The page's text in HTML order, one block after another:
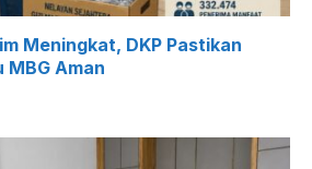
Meningkat, DKP Pastikan
MBG Aman